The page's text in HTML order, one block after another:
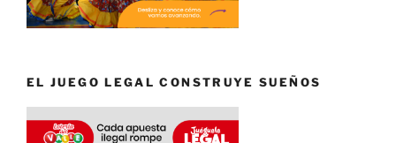
EL JUEGO LEGAL CONSTRUYE SUEÑOS